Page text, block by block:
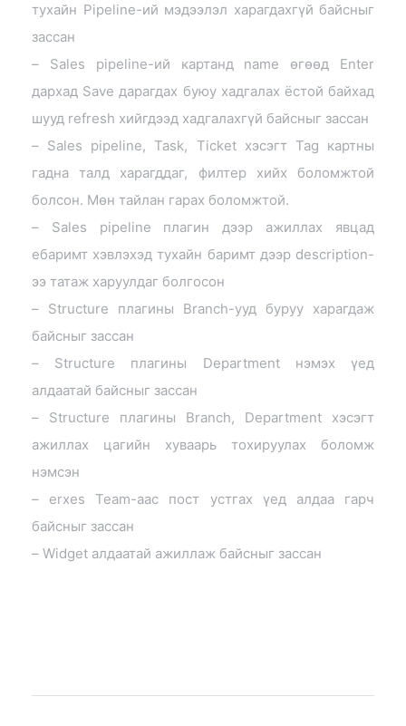
тухайн Pipeline-ий мэдээлэл харагдахгүй байсныг
зассан
– Sales pipeline-ий картанд name өгөөд Enter
дархад Save дарагдах буюу хадгалах ёстой байхад
шууд refresh хийгдээд хадгалахгүй байсныг зассан
– Sales pipeline, Task, Ticket хэсэгт Tag картны
гадна талд харагддаг, филтер хийх боломжтой
болсон. Мөн тайлан гарах боломжтой.
– Sales pipeline плагин дээр ажиллах явцад
ебаримт хэвлэхэд тухайн баримт дээр description-
ээ татаж харуулдаг болгосон
– Structure плагины Branch-ууд буруу харагдаж
байсныг зассан
– Structure плагины Department нэмэх үед
алдаатай байсныг зассан
– Structure плагины Branch, Department хэсэгт
ажиллах цагийн хуваарь тохируулах боломж
нэмсэн
– erxes Team-аас пост устгах үед алдаа гарч
байсныг зассан
– Widget алдаатай ажиллаж байсныг зассан